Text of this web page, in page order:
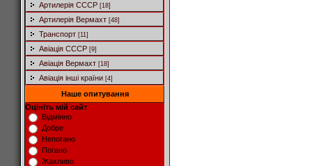
Артилерія СССР [18]
Артилерія Вермахт [48]
Транспорт [11]
Авіація СССР [9]
Авіація Вермахт [18]
Авіація інші країни [4]
Наше опитування
Оцініть мій сайт
Відмінно
Добре
Непогано
Погано
Жахливо